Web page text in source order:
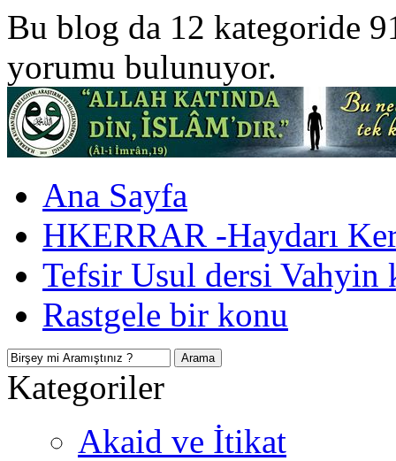
Bu blog da 12 kategoride
yorumu bulunuyor.
Ana Sayfa
HKERRAR -Haydarı
Tefsir Usul dersi Vahyin
Rastgele bir konu
Kategoriler
Akaid ve İtikat